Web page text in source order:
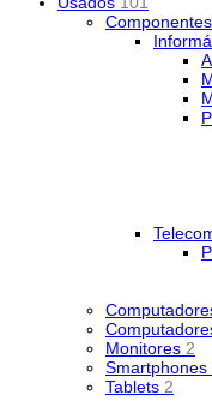
Monitores 2
Smartphones
Tablets 2